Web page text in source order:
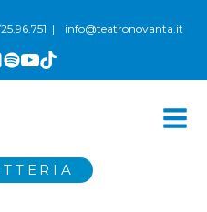
| info@teatronovanta.it